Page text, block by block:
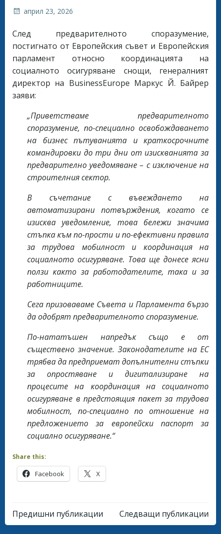
април 23, 2026
След предварителното споразумение,
постигнато от Европейския съвет и Европейския
парламент относно координацията на
социалното осигуряване снощи, генералният
директор на BusinessEurope Маркус Й. Байрер
заяви:
„Приветстваме предварителното
споразумение, по-специално освобождаването
на бизнес пътуванията и краткосрочните
командировки до три дни от изискванията за
предварително уведомяване – с изключение на
строителния сектор.
В съчетание с въвеждането на
автоматизирани потвърждения, когато се
изисква уведомление, това бележи значима
стъпка към по-прости и по-ефективни правила
за трудова мобилност и координация на
социалното осигуряване. Това ще донесе ясни
ползи както за работодателите, така и за
работниците.
Сега призоваваме Съвета и Парламента бързо
да одобрят предварителното споразумение.
По-нататъшен напредък също е от
съществено значение. Законодателите на ЕС
трябва да предприемат допълнителни стъпки
за опростяване и дигитализиране на
процесите на координация на социалното
осигуряване в предстоящия пакет за трудова
мобилност, по-специално по отношение на
предложението за европейски паспорт за
социално осигуряване.“
Share this:
Facebook X
Post
Предишни публикации
Post
Следващи публикации